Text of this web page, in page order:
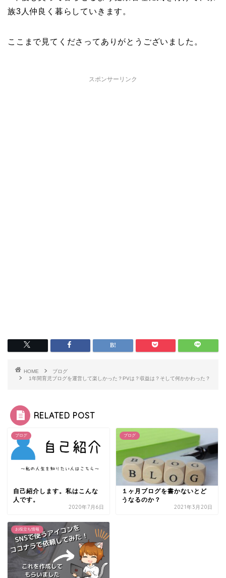
族3人仲良く暮らしていきます。
ここまで見てくださってありがとうございました。
スポンサーリンク
HOME
ブログ
1年間育児ブログを運営して楽しかった？PVは？収益は？そして何かかわった？
RELATED POST
ブログ
自己紹介します。私はこんな
人です。
2020年7月6日
ブログ
１ヶ月ブログを書かないとど
うなるのか？
2021年3月20日
お役立ち情報